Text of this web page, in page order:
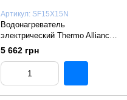
Артикул: SF15X15N
Водонагреватель
электрический Thermo Alliance
15 л над мойкой вертикальный,
мокрый ТЭН 1,5 кВт SF15X15N
5 662 грн